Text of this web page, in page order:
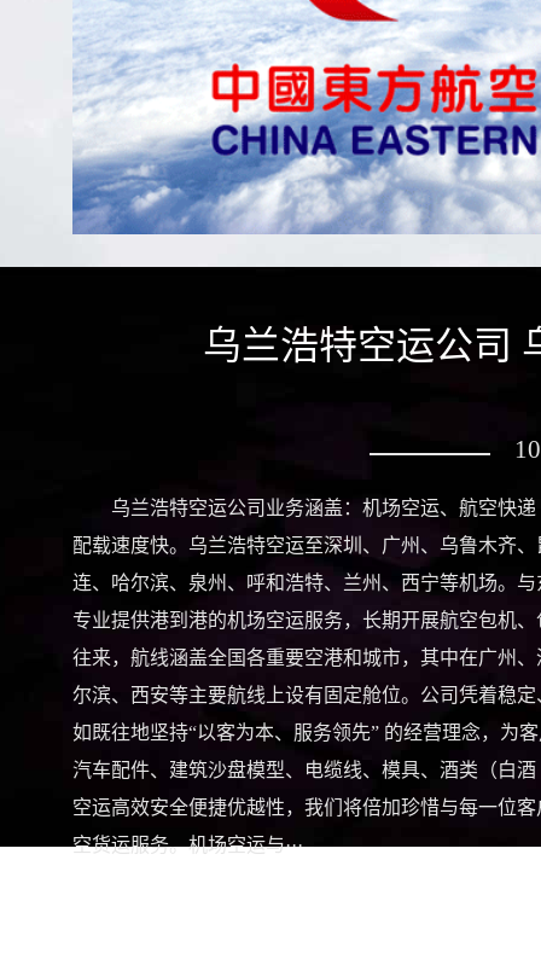
乌兰浩特空运公司
乌兰浩特空运公司业务涵盖：机场空运、航空快递
配载速度快。乌兰浩特空运至深圳、广州、乌鲁木齐
连、哈尔滨、泉州、呼和浩特、兰州、西宁等机场。
专业提供港到港的机场空运服务，长期开展航空包机
往来，航线涵盖全国各重要空港和城市，其中在广州
尔滨、西安等主要航线上设有固定舱位。公司凭着稳
如既往地坚持“以客为本、服务领先” 的经营理念，为
汽车配件、建筑沙盘模型、电缆线、模具、酒类（白
空运高效安全便捷优越性，我们将倍加珍惜与每一位
空货运服务。机场空运与···